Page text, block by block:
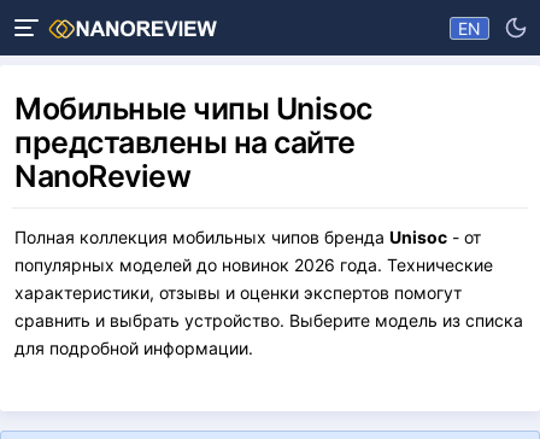
EN
Мобильные чипы Unisoc
представлены на сайте
NanoReview
Полная коллекция мобильных чипов бренда Unisoc - от
популярных моделей до новинок 2026 года. Технические
характеристики, отзывы и оценки экспертов помогут
сравнить и выбрать устройство. Выберите модель из списка
для подробной информации.